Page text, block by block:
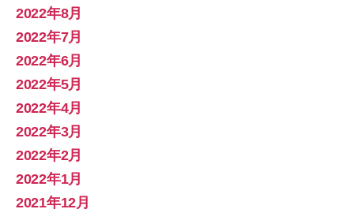
2022年8月
2022年7月
2022年6月
2022年5月
2022年4月
2022年3月
2022年2月
2022年1月
2021年12月